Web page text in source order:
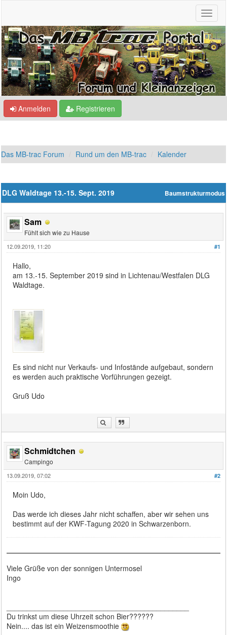
Anmelden Registrieren
Das MB-trac Forum Rund um den MB-trac Kalender
Baumstrukturmodus
DLG Waldtage 13.-15. Sept. 2019
Sam
Fühlt sich wie zu Hause
#1
12.09.2019, 11:20
Hallo,
am 13.-15. September 2019 sind in Lichtenau/Westfalen DLG
Waldtage.
Es sind nicht nur Verkaufs- und Infostände aufgebaut, sondern
es werden auch praktische Vorführungen gezeigt.
Gruß Udo
Schmidtchen
Campingo
#2
13.09.2019, 07:02
Moin Udo,
Das werde ich dieses Jahr nicht schaffen, aber wir sehen uns
bestimmt auf der KWF-Tagung 2020 in Schwarzenborn.
Viele Grüße von der sonnigen Untermosel
Ingo
Du trinkst um diese Uhrzeit schon Bier??????
Nein.... das ist ein Weizensmoothie